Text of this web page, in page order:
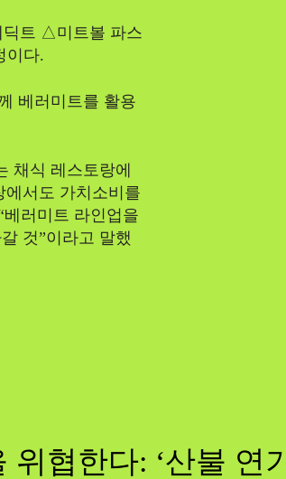
딕트 △미트볼 파스
이다.
베러미트를 활용
채식 레스토랑에
서도 가치소비를
러미트 라인업을
것”이라고 말했
협한다: ‘산불 연